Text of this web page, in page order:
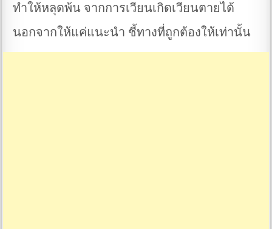
ทำให้หลุดพ้น จากการเวียนเกิดเวียนตายได้
นอกจากให้แค่แนะนำ ชี้ทางที่ถูกต้องให้เท่านั้น